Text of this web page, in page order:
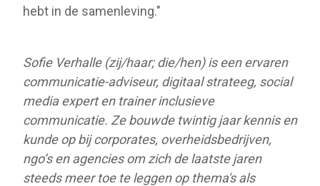
hebt in de samenleving."
Sofie Verhalle (zij/haar; die/hen) is een ervaren
communicatie-adviseur, digitaal strateeg, social
media expert en trainer inclusieve
communicatie. Ze bouwde twintig jaar kennis en
kunde op bij corporates, overheidsbedrijven,
ngo’s en agencies om zich de laatste jaren
steeds meer toe te leggen op thema's als